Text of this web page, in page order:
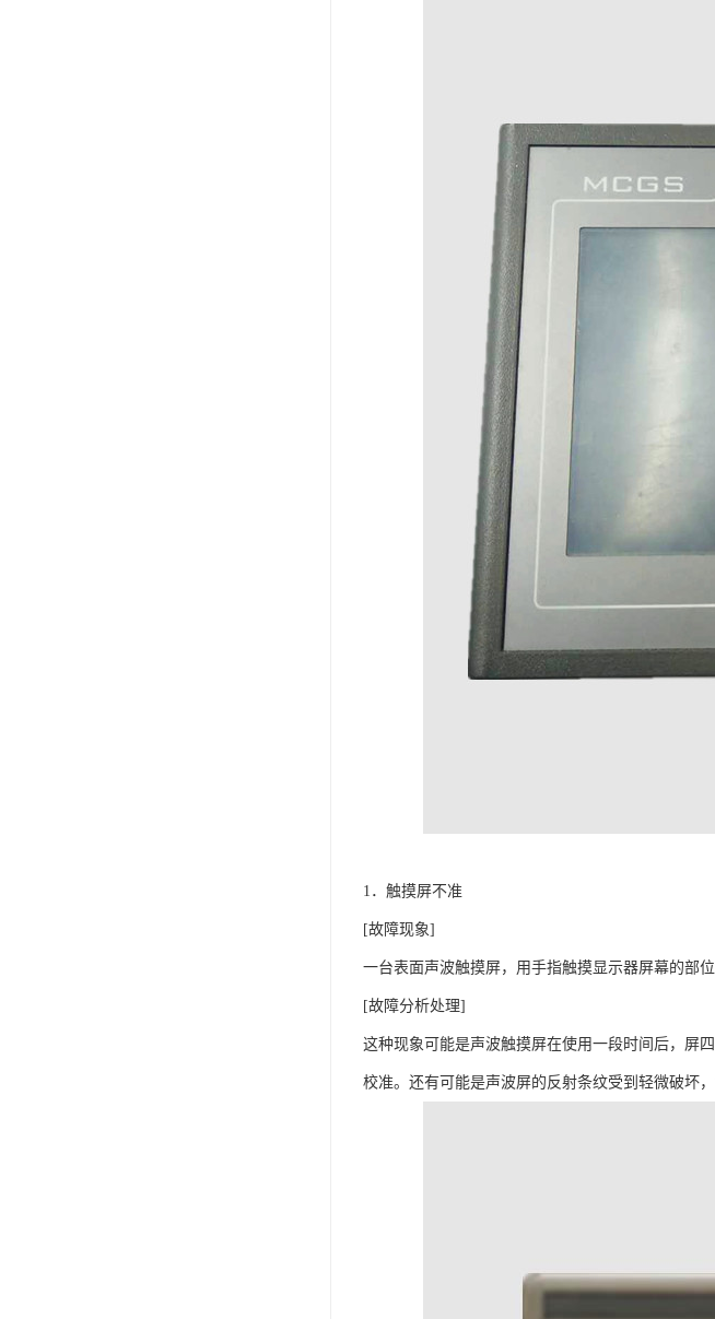
1．触摸屏不准
[故障现象]
一台表面声波触摸屏，用手指触摸显示器屏幕的部
[故障分析处理]
这种现象可能是声波触摸屏在使用一段时间后，屏
校准。还有可能是声波屏的反射条纹受到轻微破坏